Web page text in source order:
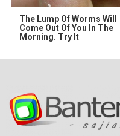
The Lump Of Worms Will
Come Out Of You In The
Morning. Try It